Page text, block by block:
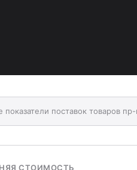
показатели поставок товаров
СТОИМОСТЬ